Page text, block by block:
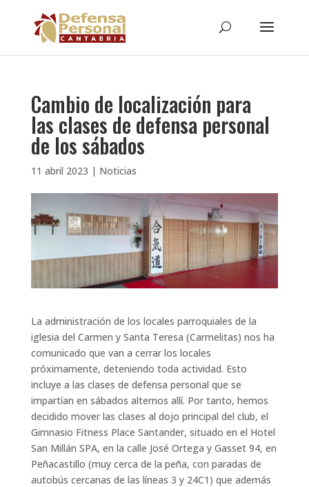
Cambio de localización para
las clases de defensa personal
de los sábados
11 abril 2023 | Noticias
La administración de los locales parroquiales de la
iglesia del Carmen y Santa Teresa (Carmelitas) nos ha
comunicado que van a cerrar los locales
próximamente, deteniendo toda actividad. Esto
incluye a las clases de defensa personal que se
impartían en sábados alternos allí. Por tanto, hemos
decidido mover las clases al dojo principal del club, el
Gimnasio Fitness Place Santander, situado en el Hotel
San Millán SPA, en la calle José Ortega y Gasset 94, en
Peñacastillo (muy cerca de la peña, con paradas de
autobús cercanas de las líneas 3 y 24C1) que además